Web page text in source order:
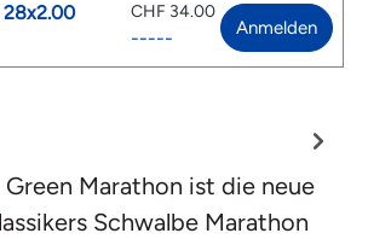
28x2.00
CHF 34.00
----- Anmelden
Marathon ist die neue
Schwalbe Marathon